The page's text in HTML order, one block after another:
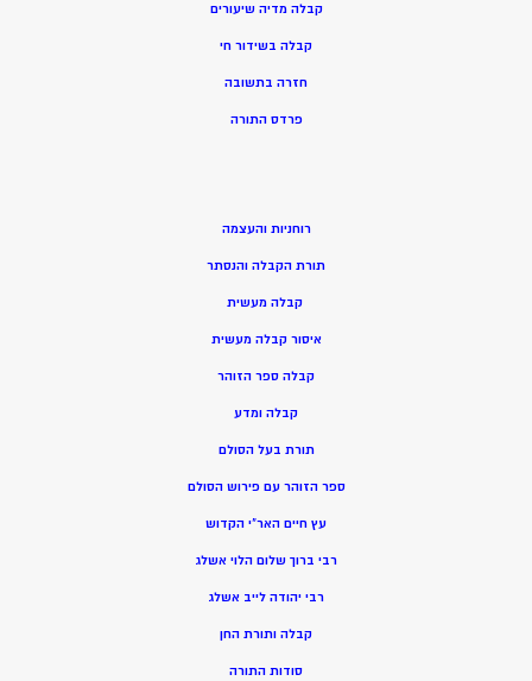
קבלה מדיה שיעורים
קבלה בשידור חי
חזרה בתשובה
פרדס התורה
רוחניות והעצמה
תורת הקבלה והנסתר
קבלה מעשית
איסור קבלה מעשית
קבלה ספר הזוהר
קבלה ומדע
תורת בעל הסולם
ספר הזוהר עם פירוש הסולם
עץ חיים האר”י הקדוש
רבי ברוך שלום הלוי אשלג
רבי יהודה לייב אשלג
קבלה ותורת החן
סודות התורה